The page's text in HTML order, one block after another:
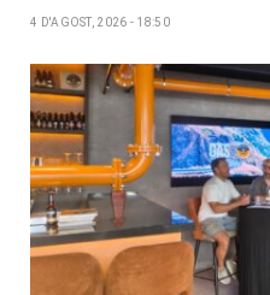
4 D'AGOST, 2026 - 18:50